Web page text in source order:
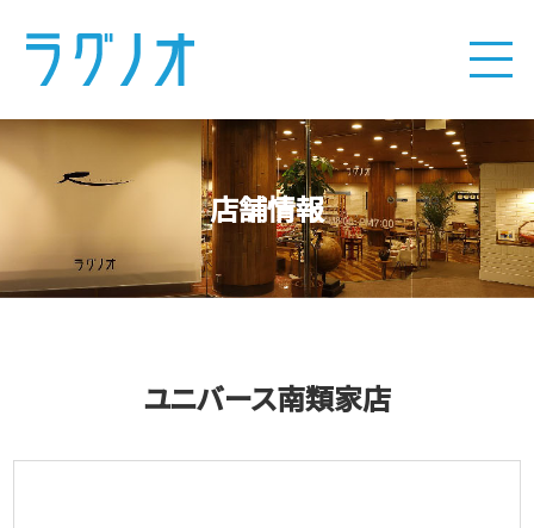
店舗情報
ユニバース南類家店